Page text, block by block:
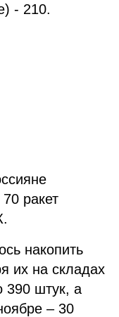
- 210.
ракет
накопить
их на складах
390 штук, а
– 30